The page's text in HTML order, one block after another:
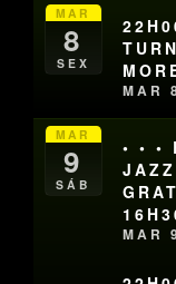
MAR
8
SEX
MAR
MAR
9
SÁB
• • •
MAR